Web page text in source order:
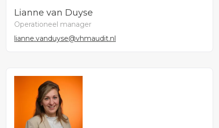
Lianne van Duyse
Operationeel manager
lianne.vanduyse@vhmaudit.nl